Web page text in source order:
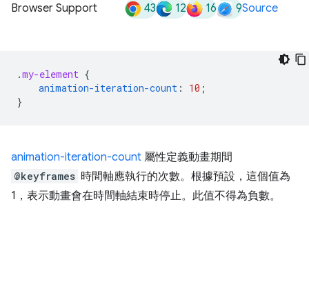
Browser Support 43 12 16 9Source
.my-element {
animation-iteration-count : 10 ;
}
animation-iteration-count 屬性定義動畫期間
@keyframes 時間軸應執行的次數。根據預設，這個值為
1，表示動畫會在時間軸結束時停止。此值不得為負數。